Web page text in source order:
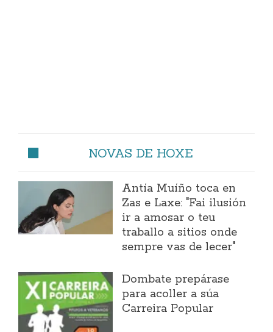
NOVAS DE HOXE
Antía Muíño toca en
Zas e Laxe: "Fai ilusión
ir a amosar o teu
traballo a sitios onde
sempre vas de lecer"
Dombate prepárase
para acoller a súa
Carreira Popular